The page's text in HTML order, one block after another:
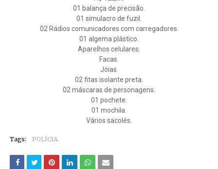
01 balança de precisão.
01 simulacro de fuzil.
02 Rádios comunicadores com carregadores.
01 algema plástico.
Aparelhos celulares.
Facas.
Jóias.
02 fitas isolante preta.
02 máscaras de personagens.
01 pochete.
01 mochila.
Vários sacolés.
Tags: POLÍCIA.